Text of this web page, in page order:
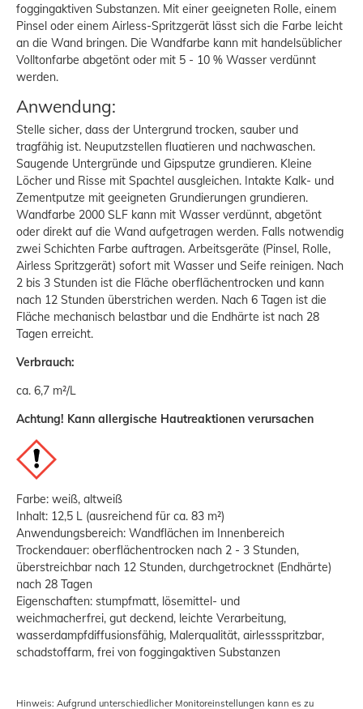
foggingaktiven Substanzen. Mit einer geeigneten Rolle, einem
Pinsel oder einem Airless-Spritzgerät lässt sich die Farbe leicht
an die Wand bringen. Die Wandfarbe kann mit handelsüblicher
Volltonfarbe abgetönt oder mit 5 - 10 % Wasser verdünnt
werden.
Anwendung:
Stelle sicher, dass der Untergrund trocken, sauber und
tragfähig ist. Neuputzstellen fluatieren und nachwaschen.
Saugende Untergründe und Gipsputze grundieren. Kleine
Löcher und Risse mit Spachtel ausgleichen. Intakte Kalk- und
Zementputze mit geeigneten Grundierungen grundieren.
Wandfarbe 2000 SLF kann mit Wasser verdünnt, abgetönt
oder direkt auf die Wand aufgetragen werden. Falls notwendig
zwei Schichten Farbe auftragen. Arbeitsgeräte (Pinsel, Rolle,
Airless Spritzgerät) sofort mit Wasser und Seife reinigen. Nach
2 bis 3 Stunden ist die Fläche oberflächentrocken und kann
nach 12 Stunden überstrichen werden. Nach 6 Tagen ist die
Fläche mechanisch belastbar und die Endhärte ist nach 28
Tagen erreicht.
Verbrauch:
ca. 6,7 m²/L
Achtung! Kann allergische Hautreaktionen verursachen
Farbe: weiß, altweiß
Inhalt: 12,5 L (ausreichend für ca. 83 m²)
Anwendungsbereich: Wandflächen im Innenbereich
Trockendauer: oberflächentrocken nach 2 - 3 Stunden,
überstreichbar nach 12 Stunden, durchgetrocknet (Endhärte)
nach 28 Tagen
Eigenschaften: stumpfmatt, lösemittel- und
weichmacherfrei, gut deckend, leichte Verarbeitung,
wasserdampfdiffusionsfähig, Malerqualität, airlessspritzbar,
schadstoffarm, frei von foggingaktiven Substanzen
Hinweis: Aufgrund unterschiedlicher Monitoreinstellungen kann es zu